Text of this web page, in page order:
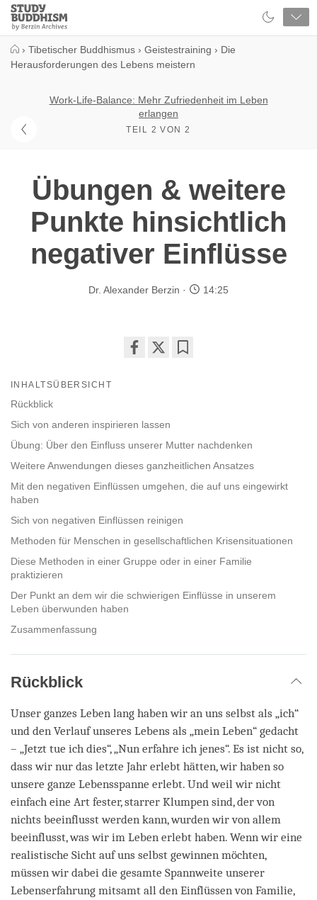
Close
Study
Buddhism
› Tibetischer Buddhismus › Geistestraining › Die
Herausforderungen des Lebens meistern
Work-Life-Balance: Mehr Zufriedenheit im Leben
erlangen
TEIL 2 VON 2
Übungen & weitere
Punkte hinsichtlich
negativer Einflüsse
Dr. Alexander Berzin 14:25
INHALTSÜBERSICHT
Rückblick
Sich von anderen inspirieren lassen
Übung: Über den Einfluss unserer Mutter nachdenken
Weitere Anwendungen dieses ganzheitlichen Ansatzes
Mit den negativen Einflüssen umgehen, die auf uns eingewirkt
haben
Sich von negativen Einflüssen reinigen
Methoden für Menschen in gesellschaftlichen Krisensituationen
Diese Methoden in einer Gruppe oder in einer Familie
praktizieren
Der Punkt an dem wir die schwierigen Einflüsse in unserem
Leben überwunden haben
Zusammenfassung
Rückblick
Unser ganzes Leben lang haben wir an uns selbst als „ich“
und den Verlauf unseres Lebens als „mein Leben“ gedacht
– „Jetzt tue ich dies“, „Nun erfahre ich jenes“. Es ist nicht so,
dass wir nur das letzte Jahr erlebt hätten, wir haben so
unsere ganze Lebensspanne erlebt. Und weil wir nicht
einfach eine Art fester, starrer Klumpen sind, der von
nichts beeinflusst werden kann, wurden wir von allem
beeinflusst, was wir im Leben erlebt haben. Wenn wir eine
realistische Sicht auf uns selbst gewinnen möchten,
müssen wir dabei die gesamte Spannweite unserer
Lebenserfahrung mitsamt all den Einflüssen von Familie,